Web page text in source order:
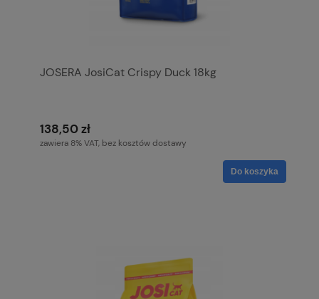
JOSERA JosiCat Crispy Duck 18kg
138,50 zł
zawiera 8% VAT, bez kosztów dostawy
Do koszyka